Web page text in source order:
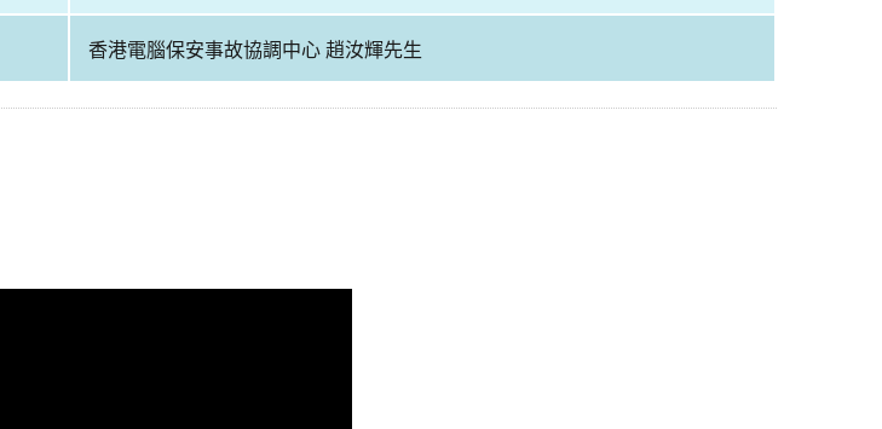
香港電腦保安事故協調中心 趙汝輝先生